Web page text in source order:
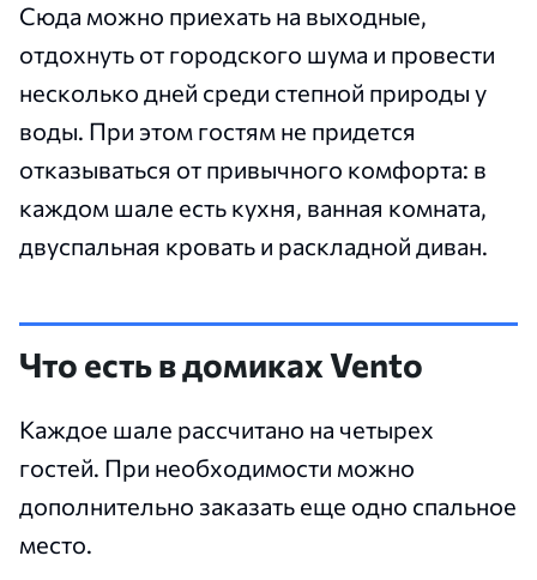
Сюда можно приехать на выходные,
отдохнуть от городского шума и провести
несколько дней среди степной природы у
воды. При этом гостям не придется
отказываться от привычного комфорта: в
каждом шале есть кухня, ванная комната,
двуспальная кровать и раскладной диван.
Что есть в домиках Vento
Каждое шале рассчитано на четырех
гостей. При необходимости можно
дополнительно заказать еще одно спальное
место.